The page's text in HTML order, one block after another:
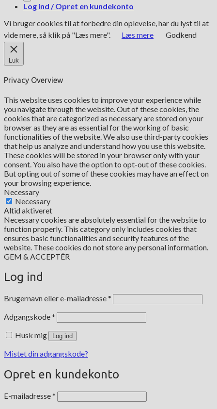
Log ind / Opret en kundekonto
Vi bruger cookies til at forbedre din oplevelse, har du lyst til at
vide mere, så klik på "Læs mere".
Læs mere Godkend
Luk
Privacy Overview
This website uses cookies to improve your experience while
you navigate through the website. Out of these cookies, the
cookies that are categorized as necessary are stored on your
browser as they are as essential for the working of basic
functionalities of the website. We also use third-party cookies
that help us analyze and understand how you use this website.
These cookies will be stored in your browser only with your
consent. You also have the option to opt-out of these cookies.
But opting out of some of these cookies may have an effect on
your browsing experience.
Necessary
Necessary
Altid aktiveret
Necessary cookies are absolutely essential for the website to
function properly. This category only includes cookies that
ensures basic functionalities and security features of the
website. These cookies do not store any personal information.
GEM & ACCEPTÈR
Log ind
Brugernavn eller e-mailadresse*
Adgangskode*
Husk mig Log ind
Mistet din adgangskode?
Opret en kundekonto
E-mailadresse*